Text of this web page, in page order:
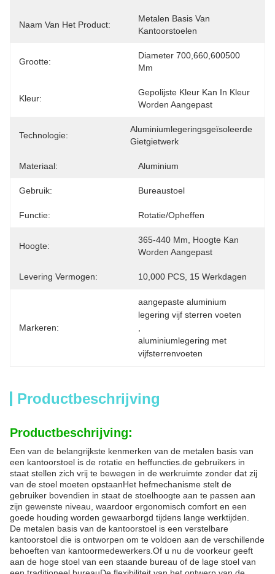
Naam Van Het Product:
Metalen Basis Van
Kantoorstoelen
Grootte:
Diameter 700,660,600500
Mm
Kleur:
Gepolijste Kleur Kan In Kleur
Worden Aangepast
Technologie:
Aluminiumlegeringsgeïsoleerde
Gietgietwerk
Materiaal: Aluminium
Gebruik: Bureaustoel
Functie: Rotatie/opheffen
Hoogte:
365-440 Mm, Hoogte Kan
Worden Aangepast
Levering Vermogen: 10,000 PCS, 15 Werkdagen
Markeren:
aangepaste aluminium
legering vijf sterren voeten
aluminiumlegering met
vijfsterrenvoeten
Productbeschrijving
Productbeschrijving:
Een van de belangrijkste kenmerken van de metalen basis van
een kantoorstoel is de rotatie en heffuncties.de gebruikers in
staat stellen zich vrij te bewegen in de werkruimte zonder dat zij
van de stoel moeten opstaanHet hefmechanisme stelt de
gebruiker bovendien in staat de stoelhoogte aan te passen aan
zijn gewenste niveau, waardoor ergonomisch comfort en een
goede houding worden gewaarborgd tijdens lange werktijden.
De metalen basis van de kantoorstoel is een verstelbare
kantoorstoel die is ontworpen om te voldoen aan de verschillende
behoeften van kantoormedewerkers.Of u nu de voorkeur geeft
aan de hoge stoel van een staande bureau of de lage stoel van